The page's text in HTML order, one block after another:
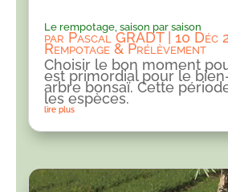
Le rempotage, saison par saison
par Pascal GRADT| 10 Déc
Rempotage & Prélèvement
Choisir le bon moment
est primordial pour le
arbre bonsaï. Cette
les espèces.
lire plus